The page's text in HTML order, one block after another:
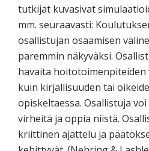
tutkijat kuvasivat
mm. seuraavasti:
osallistujan osaamisen
paremmin näkyväksi.
havaita
kuin kirjallisuuden tai
opiskeltaessa. Osallistuja
virheitä ja oppia niistä.
kriittinen ajattelu ja